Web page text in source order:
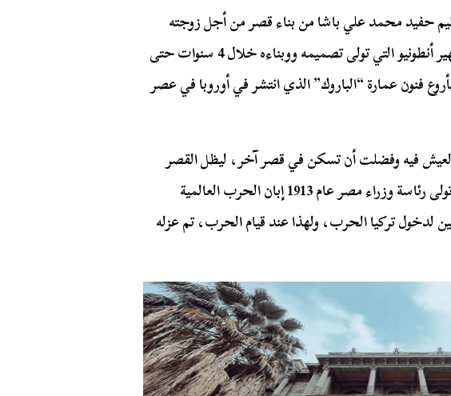
حفيد محمد علي باشا من بناء قصر من أجل زوجته
ووكل الأمر إلى المصمم الإيطالي الشهير أنطونيو التي تولى تصميمه ووبناءه خلال 4 سنوات حتى
بأروع فنون عمارة “الباروك” الذي انتشر في أوروبا في عصر
فيه وفضلت أن تسكن في قصر آخر، ليظل القصر
فارغًا لا يقطنه أحد. كان الأمير سعيد تولى رئاسة وزراء مصر عام 1913 إبان الحرب العالمية
لدخول تركيا الحرب، ولهذا عند قيام الحرب، تم عزله